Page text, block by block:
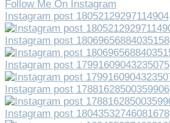
Follow Me On Instagram
Instagram post 18052129297114904
Instagram post 18069656884035158
Instagram post 17991609043235075
Instagram post 17881628500359906
Instagram post 18043532746081678